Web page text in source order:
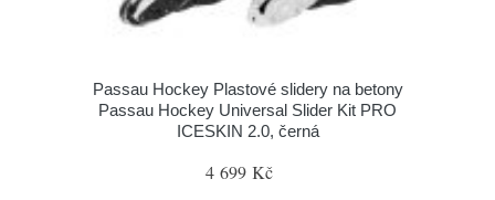
Passau Hockey Plastové slidery na betony
Passau Hockey Universal Slider Kit PRO
ICESKIN 2.0, černá
4 699 Kč